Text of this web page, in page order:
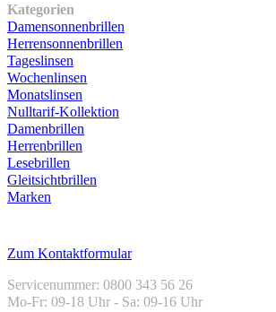
Kategorien
Damensonnenbrillen
Herrensonnenbrillen
Tageslinsen
Wochenlinsen
Monatslinsen
Nulltarif-Kollektion
Damenbrillen
Herrenbrillen
Lesebrillen
Gleitsichtbrillen
Marken
Zum Kontaktformular
Servicenummer: 0800 343 56 26
Mo-Fr: 09-18 Uhr - Sa: 09-16 Uhr